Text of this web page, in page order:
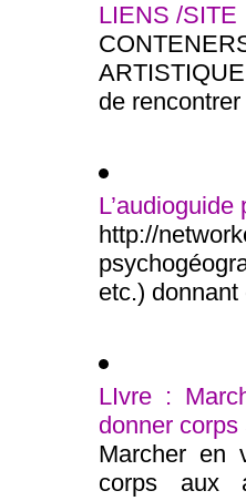
LIENS /SITE
de
http://
etc.)
LIvre :
donner
Marcher en
corps aux